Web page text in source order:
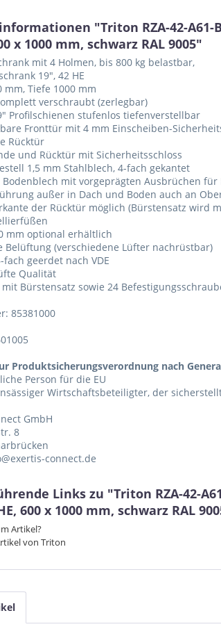
"Triton RZA-42-A61-
x 1000 mm, schwarz RAL 9005"
mit 4 Holmen, bis 800 kg belastbar,
19", 42 HE
mm, Tiefe 1000 mm
verschraubt (zerlegbar)
Profilschienen stufenlos tiefenverstellbar
Fronttür mit 4 mm Einscheiben-
Rücktür
und Rücktür mit Sicherheitsschloss
1,5 mm Stahlblech, 4-fach gekantet
Bodenblech mit vorgeprägten Ausbrüchen
außer in Dach und Boden auch an
der Rücktür möglich (Bürstensatz wird
mm optional erhältlich
Belüftung (verschiedene Lüfter nachrüstbar)
fach geerdet nach VDE
Qualität
mit Bürstensatz sowie 24
85381000
Produktsicherungsverordnung nach
Person für die EU
Wirtschaftsbeteiligter, der
GmbH
8
connect.de
Links zu "Triton RZA-42-
600 x 1000 mm, schwarz RAL
Artikel?
von Triton